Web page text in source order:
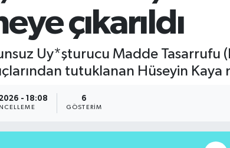
13.799 70
çıkarıldı
Uy*şturucu Madde Tasarrufu
tutuklanan Hüseyin Kaya
- 18:08 6
GÖSTERIM